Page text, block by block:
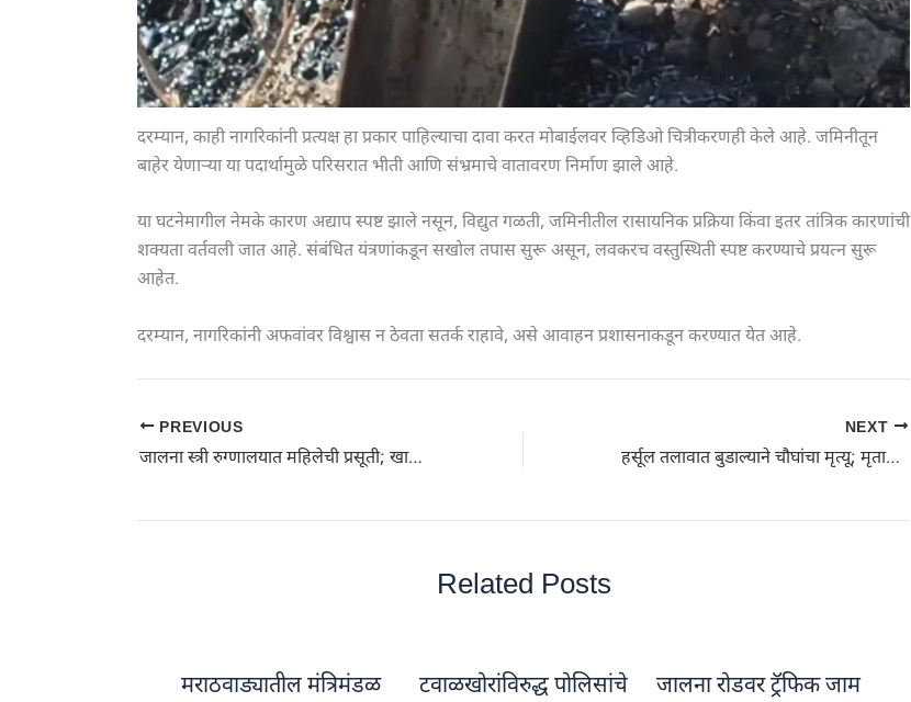
दरम्यान, काही नागरिकांनी प्रत्यक्ष हा प्रकार पाहिल्याचा दावा करत मोबाईलवर व्हिडिओ चित्रीकरणही केले आहे. जमिनीतून
बाहेर येणाऱ्या या पदार्थामुळे परिसरात भीती आणि संभ्रमाचे वातावरण निर्माण झाले आहे.
या घटनेमागील नेमके कारण अद्याप स्पष्ट झाले नसून, विद्युत गळती, जमिनीतील रासायनिक प्रक्रिया किंवा इतर तांत्रिक कारणांची
शक्यता वर्तवली जात आहे. संबंधित यंत्रणांकडून सखोल तपास सुरू असून, लवकरच वस्तुस्थिती स्पष्ट करण्याचे प्रयत्न सुरू
आहेत.
दरम्यान, नागरिकांनी अफवांवर विश्वास न ठेवता सतर्क राहावे, असे आवाहन प्रशासनाकडून करण्यात येत आहे.
PREVIOUS
जालना स्त्री रुग्णालयात महिलेची प्रसूती; खासगी रुग्णालयात झाला मृत्यू | Jalna News
NEXT
हर्सूल तलावात बुडाल्याने चौघांचा मृत्यू; मृतात तीन मित्रांचा समावेश | Harsul lake
Related Posts
मराठवाड्यातील मंत्रिमंडळ
टवाळखोरांविरुद्ध पोलिसांचे
जालना रोडवर ट्रॅफिक जाम